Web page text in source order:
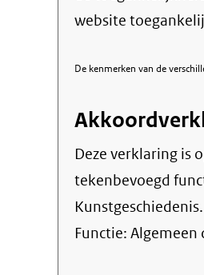
website
De kenmerken van de
Deze verklaring is
tekenbevoegd
Kunstgeschiedenis.
Functie: Algemeen